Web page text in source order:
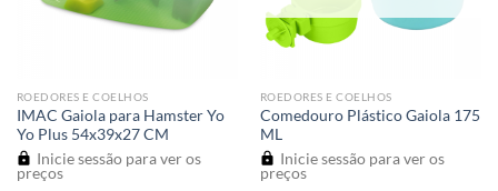
ROEDORES E COELHOS
IMAC Gaiola para Hamster Yo
Yo Plus 54x39x27 CM
Inicie sessão para ver os
preços
ROEDORES E COELHOS
Comedouro Plástico Gaiola 175
ML
Inicie sessão para ver os
preços